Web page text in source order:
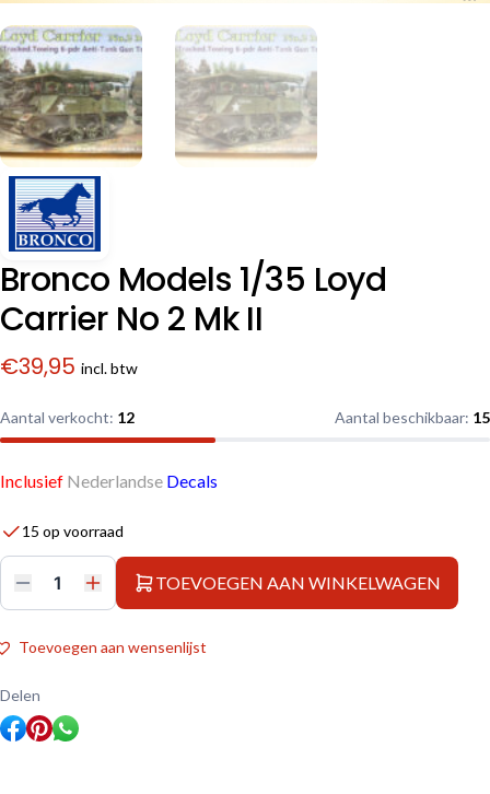
Bronco Models 1/35 Loyd
Carrier No 2 Mk II
€39,95 incl. btw
Aantal verkocht: 12 Aantal beschikbaar: 15
Inclusief Nederlandse Decals
15 op voorraad
Bronco
Models
Loyd
Carrier
2
Mk
II
aantal
TOEVOEGEN AAN WINKELWAGEN
Toevoegen aan wensenlijst
Delen